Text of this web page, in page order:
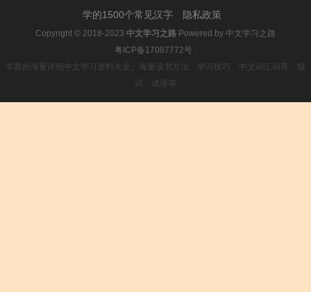
学的1500个常见汉字
隐私政策
Copyright © 2018-2023 中文学习之路 Powered by 中文学习之路
粤ICP备17087772号 .
丰富的海量详细中文学习资料大全。海量读书方法、学习技巧、中文词汇词库，组
词、成语等